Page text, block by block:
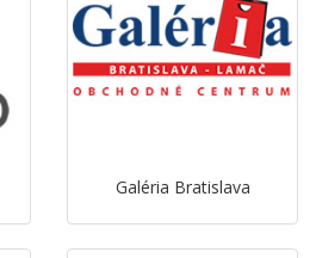
Galéria Bratislava